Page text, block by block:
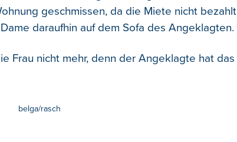
geschmissen, da die Miete nicht bezahlt
daraufhin auf dem Sofa des Angeklagten.
Frau nicht mehr, denn der Angeklagte hat das
belga/rasch